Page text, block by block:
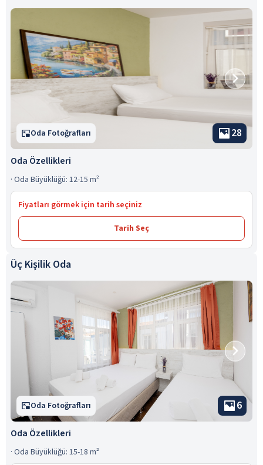
Oda Fotoğrafları 28
Oda Özellikleri
· Oda Büyüklüğü: 12-15 m²
Fiyatları görmek için tarih seçiniz
Tarih Seç
Üç Kişilik Oda
Oda Fotoğrafları 6
Oda Özellikleri
· Oda Büyüklüğü: 15-18 m²